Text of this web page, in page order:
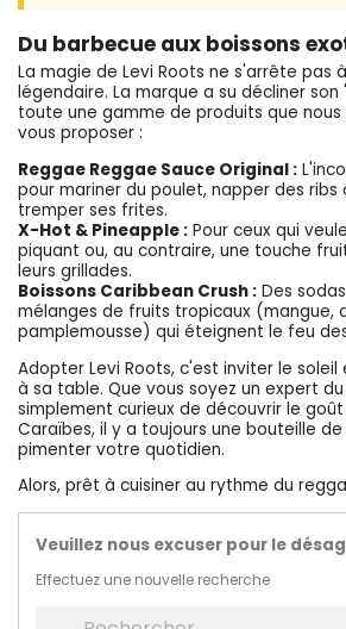
Du barbecue aux boissons
La magie de Levi Roots ne s'arrête pas
légendaire. La marque a su décliner son
toute une gamme de produits que
vous proposer :
Reggae Reggae Sauce Original :
pour mariner du poulet, napper des ribs
tremper ses frites.
X-Hot & Pineapple : Pour ceux qui
piquant ou, au contraire, une touche
leurs grillades.
Boissons Caribbean Crush : Des
mélanges de fruits tropicaux (mangue,
pamplemousse) qui éteignent le feu
Adopter Levi Roots, c'est inviter le
à sa table. Que vous soyez un expert
simplement curieux de découvrir le
Caraïbes, il y a toujours une bouteille de
pimenter votre quotidien.
Alors, prêt à cuisiner au rythme du
Veuillez nous excuser pour le
Effectuez une nouvelle recherche